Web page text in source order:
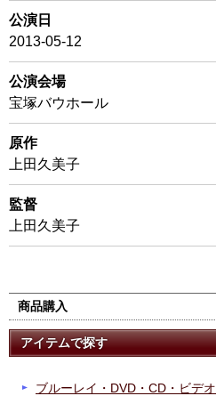
公演日
2013-05-12
公演会場
宝塚バウホール
原作
上田久美子
監督
上田久美子
商品購入
アイテムで探す
ブルーレイ・DVD・CD・ビデオ